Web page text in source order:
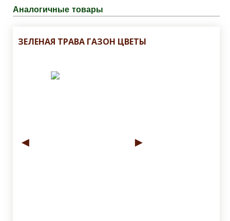
Аналогичные товары
ЗЕЛЕНАЯ ТРАВА ГАЗОН ЦВЕТЫ
◄ ►